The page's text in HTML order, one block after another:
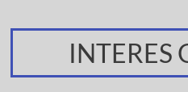
INTERES